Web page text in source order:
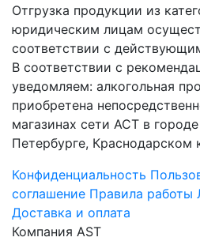
Отгрузка продукции из
юридическим лицам
соответствии с
В соответствии с
уведомляем: алкогольная
приобретена
магазинах сети АСТ в
Петербурге, Краснодарском
Конфиденциальность
соглашение Правила работы
Доставка и оплата
Компания AST